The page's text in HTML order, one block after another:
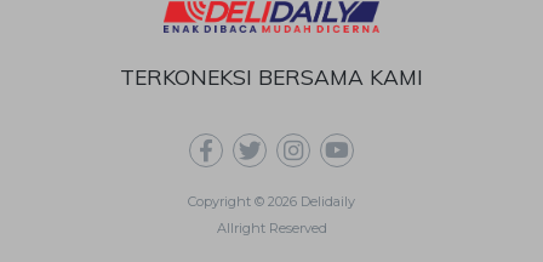
TERKONEKSI BERSAMA KAMI
Copyright © 2026 Delidaily
Allright Reserved